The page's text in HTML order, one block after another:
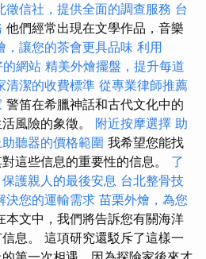
徵信社，提供全面的調查服務 台
他們經常出現在文學作品，音樂
，讓您的茶會更具品味 利用
網站 精美外燴擺盤，提升每道
清潔的收費標準 從專業律師推薦
警笛在希臘神話和古代文化中的
風險的象徵。 附近按摩選擇 助
聽器的價格範圍 我希望您能找
這些信息的重要性的信息。 了
護親人的最後安息 台北整骨技
決您的運輸需求 苗栗外燴，為您
本文中，我們將告訴您有關海洋
息。 這項研究還駁斥了這樣一